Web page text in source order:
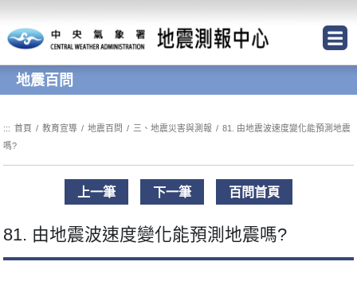
地震百問
::: 首頁 / 教育宣導 / 地震百問 / 三、地震災害與測報 / 81. 由地震波速度變化能預測地震
嗎?
上一筆 下一筆 百問首頁
81. 由地震波速度變化能預測地震嗎?